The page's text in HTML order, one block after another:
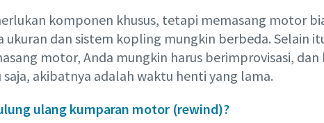
komponen khusus, tetapi memasang motor
ukuran dan sistem kopling mungkin berbeda. Selain
motor, Anda mungkin harus berimprovisasi, dan
akibatnya adalah waktu henti yang lama.
ulang kumparan motor (rewind)?